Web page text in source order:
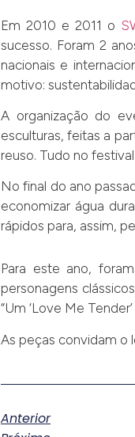
Em 2010 e 2011 o
sucesso. Foram 2
nacionais e
motivo:
A organização do
esculturas, feitas a
reuso. Tudo no
No final do ano
economizar água
rápidos para, assim,
Para este ano,
personagens
“Um ‘Love Me
As peças convidam o
Anterior